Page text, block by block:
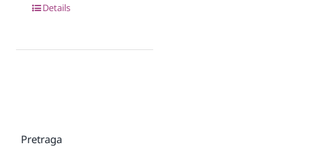
Details
Pretraga